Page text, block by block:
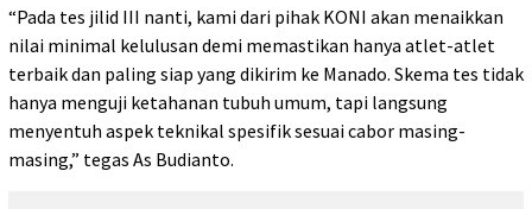
“Pada tes jilid III nanti, kami dari pihak KONI akan menaikkan
nilai minimal kelulusan demi memastikan hanya atlet-atlet
terbaik dan paling siap yang dikirim ke Manado. Skema tes tidak
hanya menguji ketahanan tubuh umum, tapi langsung
menyentuh aspek teknikal spesifik sesuai cabor masing-
masing,” tegas As Budianto.